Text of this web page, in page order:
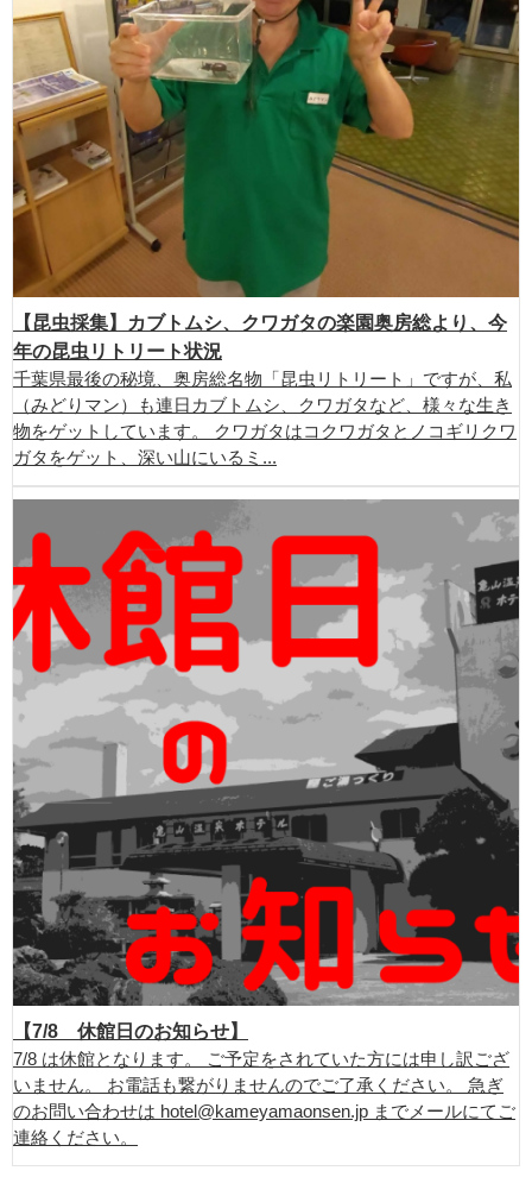
【昆虫採集】カブトムシ、クワガタの楽園奥房総より、今
年の昆虫リトリート状況
千葉県最後の秘境、奥房総名物「昆虫リトリート」ですが、私
（みどりマン）も連日カブトムシ、クワガタなど、様々な生き
物をゲットしています。 クワガタはコクワガタとノコギリクワ
ガタをゲット、深い山にいるミ...
【7/8 休館日のお知らせ】
7/8 は休館となります。 ご予定をされていた方には申し訳ござ
いません。 お電話も繋がりませんのでご了承ください。 急ぎ
のお問い合わせは hotel@kameyamaonsen.jp までメールにてご
連絡ください。